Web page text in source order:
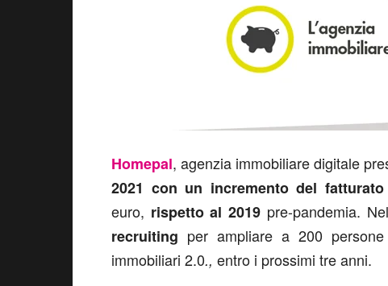
Homepal, agenzia immobiliare digitale
2021 con un incremento del fatturato
euro, rispetto al 2019 pre-pandemia.
recruiting per ampliare a 200
immobiliari 2.0., entro i prossimi tre anni.